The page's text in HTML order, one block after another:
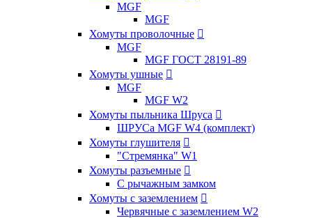
MGF
MGF
Хомуты проволочные 
MGF
MGF ГОСТ 28191-89
Хомуты ушные 
MGF
MGF W2
Хомуты пыльника Шруса 
ШРУСа MGF W4 (комплект)
Хомуты глушителя 
"Стремянка" W1
Хомуты разъемные 
С рычажным замком
Хомуты с заземлением 
Червячные с заземлением W2